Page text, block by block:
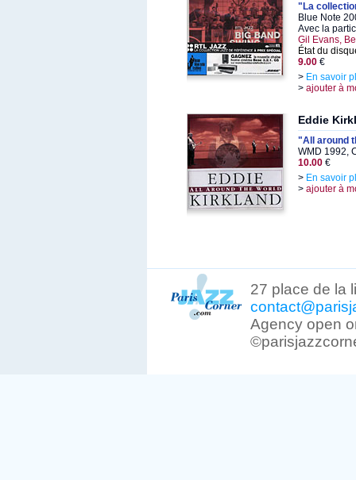
"La
Blue Note
Avec la
Gil Evans,
État du
9.00 €
> En savoir
> ajouter à
Eddie
"All around
WMD 1992,
10.00 €
> En savoir
> ajouter à
27 place de la
Agency open